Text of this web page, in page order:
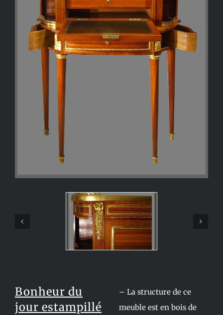
Bonheur du
jour estampillé
– La structure de ce
meuble est en bois de